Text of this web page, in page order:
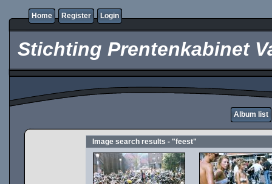
Home Register Login
Stichting Prentenkabinet
Album list
Image search results - "feest"